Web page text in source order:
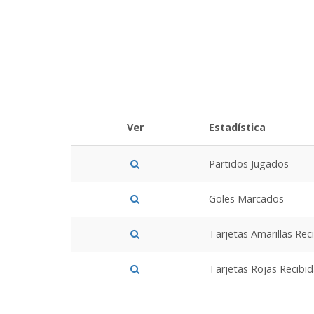
Ver Estadística
Partidos Jugados
Goles Marcados
Tarjetas Amarillas
Tarjetas Rojas